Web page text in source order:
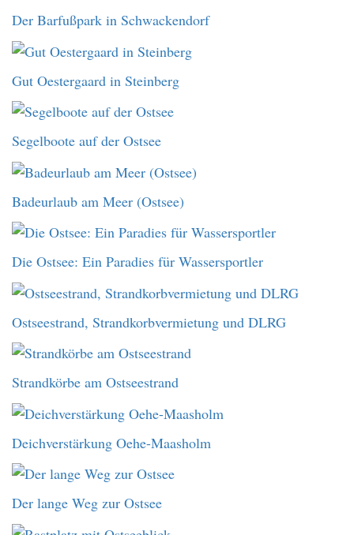
Der Barfußpark in Schwackendorf
Gut Oestergaard in Steinberg
Segelboote auf der Ostsee
Badeurlaub am Meer (Ostsee)
Die Ostsee: Ein Paradies für Wassersportler
Ostseestrand, Strandkorbvermietung und DLRG
Strandkörbe am Ostseestrand
Deichverstärkung Oehe-Maasholm
Der lange Weg zur Ostsee